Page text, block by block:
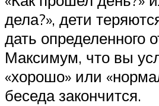
дела?», дети
дать определенного
Максимум, что вы
«хорошо» или
беседа закончится.